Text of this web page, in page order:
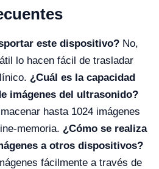
este dispositivo? No,
lo hacen fácil de trasladar
¿Cuál es la capacidad
imágenes del ultrasonido?
hasta 1024 imágenes
memoria. ¿Cómo se realiza
a otros dispositivos?
fácilmente a través de